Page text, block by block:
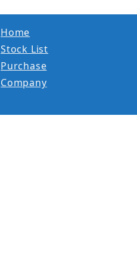
Home
Stock List
Purchase
Company